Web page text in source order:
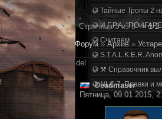
Тайные Тропы 2
И.Г.Р.А.
Считаем
S.T.A.L.K.E.R.
⚒ Справочник
NLC 7. Правки и
Страница3из3 « 1 2
Форум » Архив »
del
Deadmaser
Пятница, 09.01.2015,